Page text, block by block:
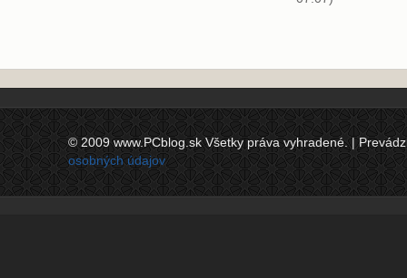
© 2009 www.PCblog.sk Všetky práva vyhradené. |
osobných údajov